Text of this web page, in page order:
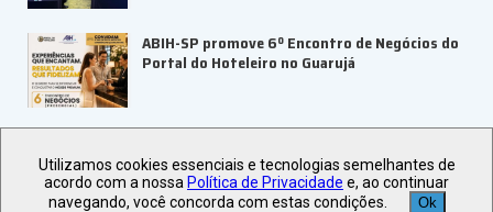
ABIH-SP promove 6º Encontro de Negócios do
Portal do Hoteleiro no Guarujá
internacional
Utilizamos cookies essenciais e tecnologias semelhantes de
acordo com a nossa Política de Privacidade e, ao continuar
navegando, você concorda com estas condições.
Ok